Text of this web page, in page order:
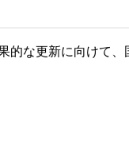
な更新に向けて